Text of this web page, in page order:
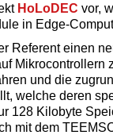
HoLoDEC vor,
in Edge-
Referent einen
Mikrocontrollern
und die
welche deren
128 Kilobyte
mit dem